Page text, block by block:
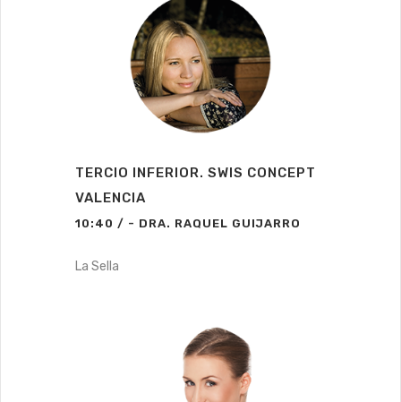
TERCIO INFERIOR. SWIS CONCEPT
VALENCIA
10:40 / - DRA. RAQUEL GUIJARRO
La Sella